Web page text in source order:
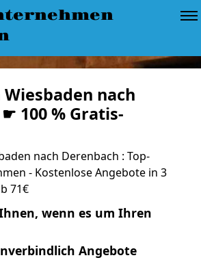
nach
100 % Gratis-
nach Derenbach : Top-
- Kostenlose Angebote in 3
71€
wenn es um Ihren
Angebote